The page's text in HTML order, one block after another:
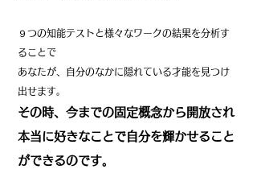
９つの知能テストと様々なワークの結果を分析す
ることで
あなたが、自分のなかに隠れている才能を見つけ
出せます。
その時、今までの固定概念から開放され
本当に好きなことで自分を輝かせること
ができるのです。